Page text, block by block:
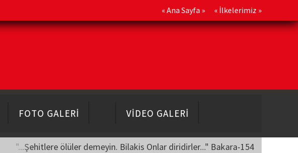
« Ana Sayfa » « İlkelerimiz »
FOTO GALERİ VİDEO GALERİ
"...Şehitlere ölüler demeyin. Bilakis Onlar diridirler..." Bakara-154